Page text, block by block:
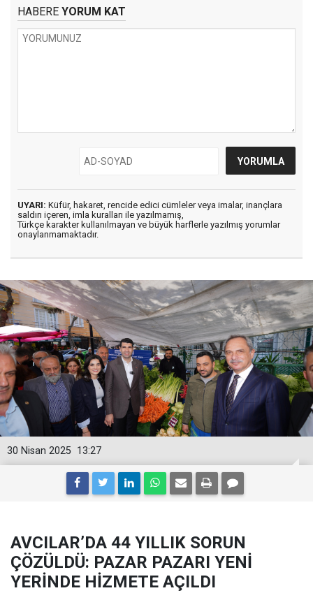
HABERE YORUM KAT
UYARI: Küfür, hakaret, rencide edici cümleler veya imalar, inançlara
saldırı içeren, imla kuralları ile yazılmamış,
Türkçe karakter kullanılmayan ve büyük harflerle yazılmış yorumlar
onaylanmamaktadır.
13:27
30 Nisan 2025
AVCILAR’DA 44 YILLIK SORUN
ÇÖZÜLDÜ: PAZAR PAZARI YENİ
YERİNDE HİZMETE AÇILDI